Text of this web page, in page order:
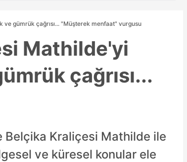
gümrük çağrısı... "Müşterek menfaat" vurgusu
Mathilde'yi
çağrısı...
Belçika Kraliçesi Mathilde ile
ve küresel konular ele